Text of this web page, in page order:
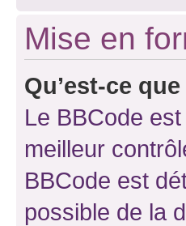
Mise en
Qu’est-ce
Le BBCode
meilleur
BBCode est
possible de la